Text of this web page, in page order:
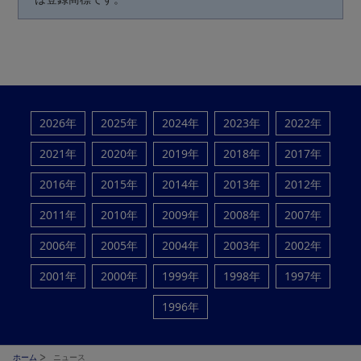
2026年 2025年 2024年 2023年
2022年
2021年
2020年 2019年 2018年
2017年
2016年
2015年 2014年 2013年
2012年
2011年
2010年 2009年 2008年
2007年
2006年
2005年 2004年 2003年
2002年
2001年
2000年 1999年 1998年
1997年
1996年
ホーム ニュース